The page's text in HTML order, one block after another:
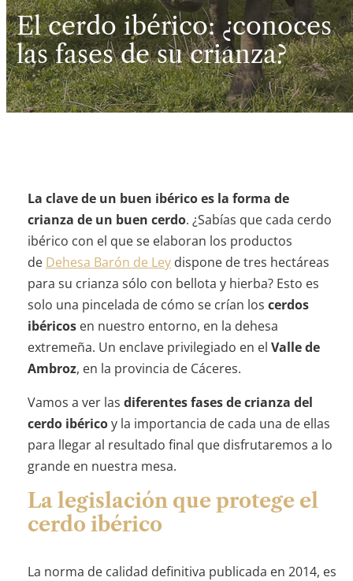
El cerdo ibérico: ¿conoces
las fases de su crianza?
La clave de un buen ibérico es la forma de
crianza de un buen cerdo. ¿Sabías que cada cerdo
ibérico con el que se elaboran los productos
de Dehesa Barón de Leydispone de tres hectáreas
para su crianza sólo con bellota y hierba? Esto es
solo una pincelada de cómo se crían los cerdos
ibéricos en nuestro entorno, en la dehesa
extremeña. Un enclave privilegiado en el Valle de
Ambroz, en la provincia de Cáceres.
Vamos a ver las diferentes fases de crianza del
cerdo ibéricoy la importancia de cada una de ellas
para llegar al resultado final que disfrutaremos a lo
grande en nuestra mesa.
La legislación que protege el
cerdo ibérico
La norma de calidad definitiva publicada en 2014, es